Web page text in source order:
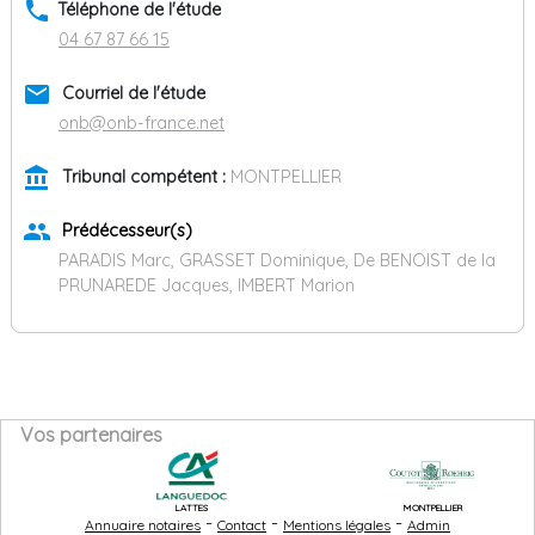
phone Téléphone de l'étude
04 67 87 66 15
email
Courriel de l'étude
onb@onb-france.net
account_balance Tribunal compétent : MONTPELLIER
group
Prédécesseur(s)
PARADIS Marc, GRASSET Dominique, De BENOIST de la
PRUNAREDE Jacques, IMBERT Marion
Vos partenaires
LATTES MONTPELLIER
Annuaire notaires - Contact - Mentions légales - Admin